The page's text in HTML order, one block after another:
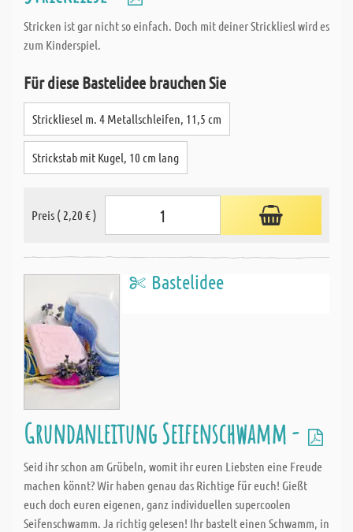
Stricken ist gar nicht so einfach. Doch mit deiner Strickliesl wird es
zum Kinderspiel.
Für diese Bastelidee brauchen Sie
Strickliesel m. 4 Metallschleifen, 11,5 cm
Strickstab mit Kugel, 10 cm lang
Preis ( 2,20 € )
Bastelidee
Grundanleitung Seifenschwamm -
Seid ihr schon am Grübeln, womit ihr euren Liebsten eine Freude
machen könnt? Wir haben genau das Richtige für euch! Gießt
euch doch euren eigenen, ganz individuellen supercoolen
Seifenschwamm. Ja richtig gelesen! Ihr bastelt einen Schwamm, in